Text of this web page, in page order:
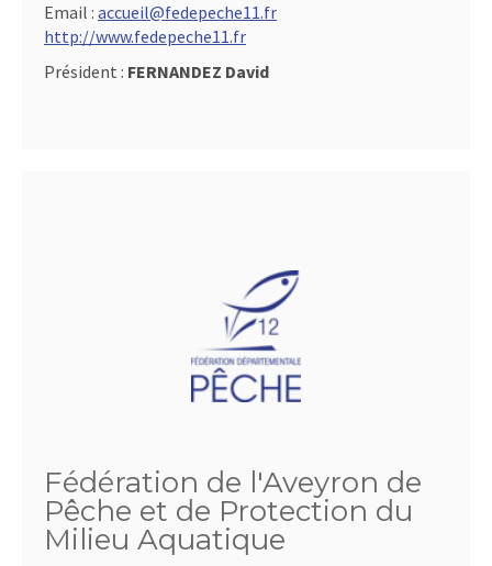
Email : accueil@fedepeche11.fr
http://www.fedepeche11.fr
Président : FERNANDEZ David
Fédération de l'Aveyron de
Pêche et de Protection du
Milieu Aquatique